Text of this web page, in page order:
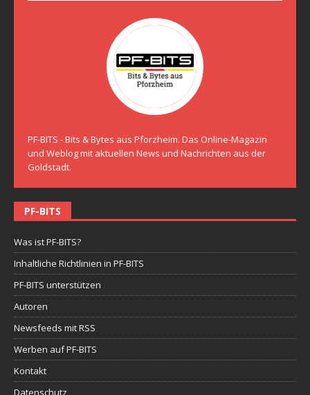
PF-BITS - Bits & Bytes aus Pforzheim. Das Online-Magazin
und Weblog mit aktuellen News und Nachrichten aus der
Goldstadt.
PF-BITS
Was ist PF-BITS?
Inhaltliche Richtlinien in PF-BITS
PF-BITS unterstützen
Autoren
Newsfeeds mit RSS
Werben auf PF-BITS
Kontakt
Datenschutz